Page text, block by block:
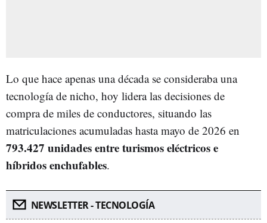
Lo que hace apenas una década se consideraba una
tecnología de nicho, hoy lidera las decisiones de
compra de miles de conductores, situando las
matriculaciones acumuladas hasta mayo de 2026 en
793.427 unidades entre turismos eléctricos e
híbridos enchufables.
NEWSLETTER - TECNOLOGÍA